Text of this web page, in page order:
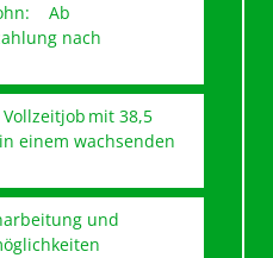
Ab
nach
mit 38,5
einem wachsenden
und